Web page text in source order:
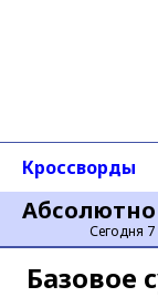
Сегодня 7
Кроссворды
Базовое